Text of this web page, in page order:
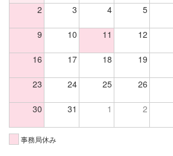
2 3 4 5
9 10 11 12
16 17 18 19
23 24 25 26
30 31 1 2
事務局休み